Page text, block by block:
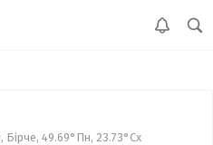
Бірче, 49.69°Пн, 23.73°Сх